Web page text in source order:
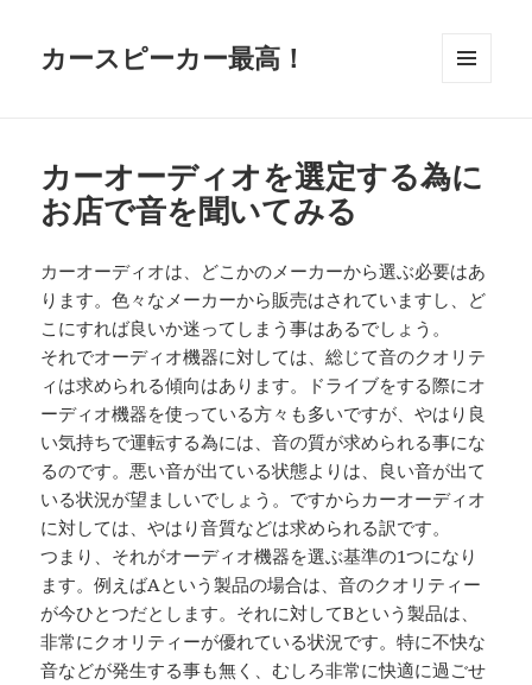
カースピーカー最高！
カーオーディオを選定する為に
お店で音を聞いてみる
カーオーディオは、どこかのメーカーから選ぶ必要はあ
ります。色々なメーカーから販売はされていますし、ど
こにすれば良いか迷ってしまう事はあるでしょう。
それでオーディオ機器に対しては、総じて音のクオリテ
ィは求められる傾向はあります。ドライブをする際にオ
ーディオ機器を使っている方々も多いですが、やはり良
い気持ちで運転する為には、音の質が求められる事にな
るのです。悪い音が出ている状態よりは、良い音が出て
いる状況が望ましいでしょう。ですからカーオーディオ
に対しては、やはり音質などは求められる訳です。
つまり、それがオーディオ機器を選ぶ基準の1つになり
ます。例えばAという製品の場合は、音のクオリティー
が今ひとつだとします。それに対してBという製品は、
非常にクオリティーが優れている状況です。特に不快な
音などが発生する事も無く、むしろ非常に快適に過ごせ